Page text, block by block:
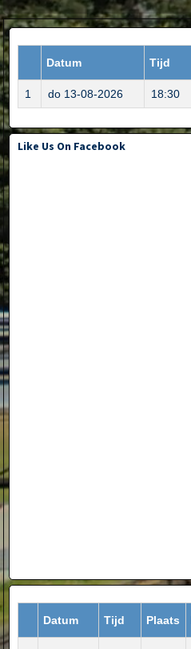
Datum Tijd
1 do 13-08-2026 18:30
Like Us On Facebook
Datum Tijd Plaats